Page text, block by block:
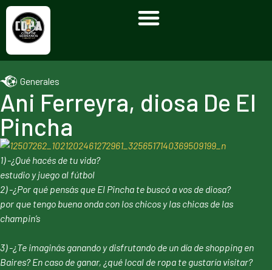
Generales
Ani Ferreyra, diosa De El
Pincha
1) -¿Qué hacés de tu vida?
estudio y juego al fútbol
2) -¿Por qué pensás que El Pincha te buscó a vos de diosa?
por que tengo buena onda con los chicos y las chicas de las
champin’s
3) -¿Te imaginás ganando y disfrutando de un día de shopping en
Baires? En caso de ganar, ¿qué local de ropa te gustaría visitar?